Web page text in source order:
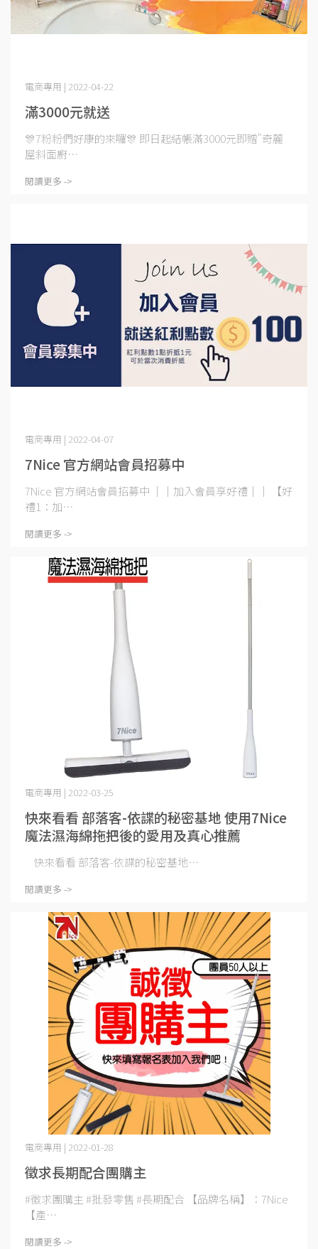
滿3000元就送
電商專用 | 2022-04-22
🎊7粉粉們好康的來囉🎊 即日起結帳滿3000元即贈"奇麗
屋斜面廚⋯
閱讀更多 ->
7Nice 官方網站會員招募中
電商專用 | 2022-04-07
7Nice 官方網站會員招募中 ││加入會員享好禮││ 【好
禮1：加⋯
閱讀更多 ->
快來看看 部落客-依諜的秘密基地 使用7Nice
魔法濕海綿拖把後的愛用及真心推薦
電商專用 | 2022-03-25
快來看看 部落客-依諜的秘密基地⋯
閱讀更多 ->
徵求長期配合團購主
電商專用 | 2022-01-28
#徵求團購主 #批發零售 #長期配合 【品牌名稱】：7Nice
【產⋯
閱讀更多 ->